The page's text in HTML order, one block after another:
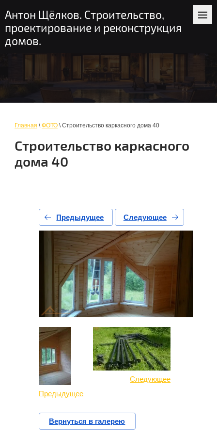
Антон Щёлков. Строительство,
проектирование и реконструкция
домов.
Москва и область
Главная \ФОТО \ Строительство каркасного дома 40
Строительство каркасного
дома 40
Предыдущее Следующее
Предыдущее
Следующее
Вернуться в галерею